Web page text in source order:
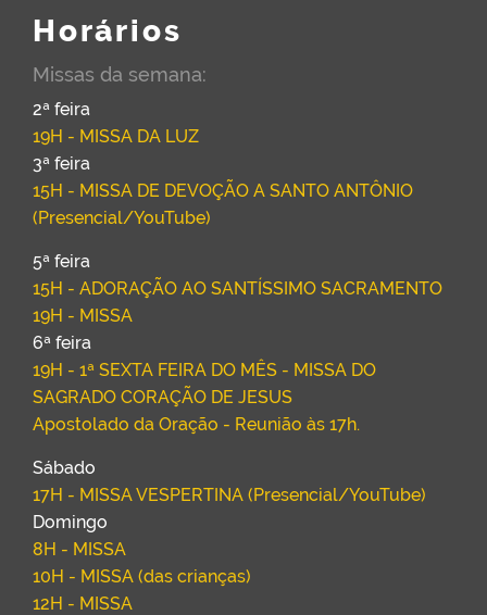
Horários
Missas da semana:
2ª feira
19H - MISSA DA LUZ
3ª feira
15H - MISSA DE DEVOÇÃO A SANTO ANTÔNIO
(Presencial/YouTube)
5ª feira
15H - ADORAÇÃO AO SANTÍSSIMO SACRAMENTO
19H - MISSA
6ª feira
19H - 1ª SEXTA FEIRA DO MÊS - MISSA DO
SAGRADO CORAÇÃO DE JESUS
Apostolado da Oração - Reunião às 17h.
Sábado
17H - MISSA VESPERTINA (Presencial/YouTube)
Domingo
8H - MISSA
10H - MISSA (das crianças)
12H - MISSA